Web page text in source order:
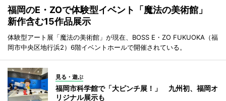
福岡のE・ZOで体験型イベント「魔法の美術館」
新作含む15作品展示
体験型アート展「魔法の美術館」が現在、BOSS E・ZO FUKUOKA（福
岡市中央区地行浜2）6階イベントホールで開催されている。
見る・遊ぶ
福岡市科学館で「大ピンチ展！」 九州初、福岡オ
リジナル展示も